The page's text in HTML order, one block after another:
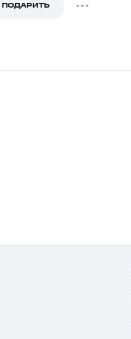
ПОДАРИТЬ